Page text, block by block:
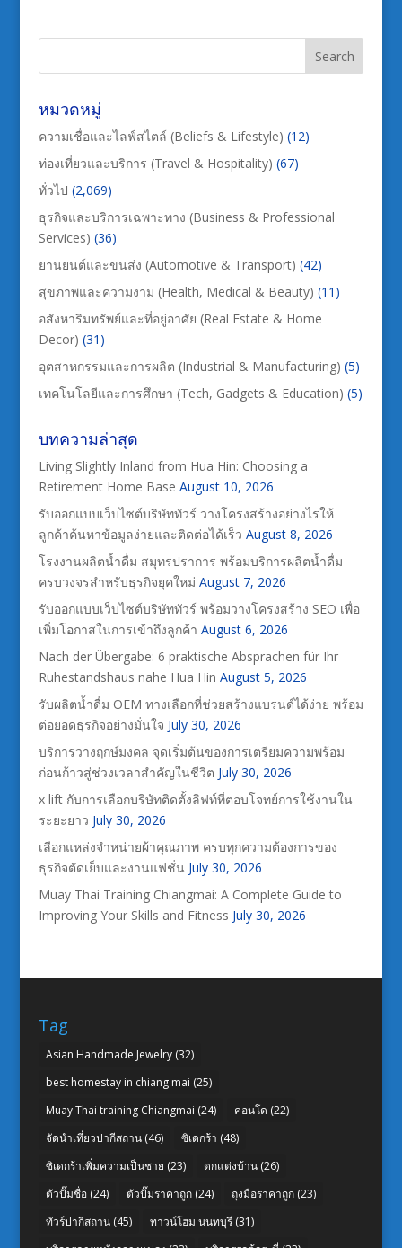
หมวดหมู่
ความเชื่อและไลฟ์สไตล์ (Beliefs & Lifestyle) (12)
ท่องเที่ยวและบริการ (Travel & Hospitality) (67)
ทั่วไป (2,069)
ธุรกิจและบริการเฉพาะทาง (Business & Professional
Services) (36)
ยานยนต์และขนส่ง (Automotive & Transport) (42)
สุขภาพและความงาม (Health, Medical & Beauty) (11)
อสังหาริมทรัพย์และที่อยู่อาศัย (Real Estate & Home
Decor) (31)
อุตสาหกรรมและการผลิต (Industrial & Manufacturing) (5)
เทคโนโลยีและการศึกษา (Tech, Gadgets & Education) (5)
บทความล่าสุด
Living Slightly Inland from Hua Hin: Choosing a
Retirement Home Base August 10, 2026
รับออกแบบเว็บไซต์บริษัททัวร์ วางโครงสร้างอย่างไรให้
ลูกค้าค้นหาข้อมูลง่ายและติดต่อได้เร็ว August 8, 2026
โรงงานผลิตน้ำดื่ม สมุทรปราการ พร้อมบริการผลิตน้ำดื่ม
ครบวงจรสำหรับธุรกิจยุคใหม่ August 7, 2026
รับออกแบบเว็บไซต์บริษัททัวร์ พร้อมวางโครงสร้าง SEO เพื่อ
เพิ่มโอกาสในการเข้าถึงลูกค้า August 6, 2026
Nach der Übergabe: 6 praktische Absprachen für Ihr
Ruhestandshaus nahe Hua Hin August 5, 2026
รับผลิตน้ำดื่ม OEM ทางเลือกที่ช่วยสร้างแบรนด์ได้ง่าย พร้อม
ต่อยอดธุรกิจอย่างมั่นใจ July 30, 2026
บริการวางฤกษ์มงคล จุดเริ่มต้นของการเตรียมความพร้อม
ก่อนก้าวสู่ช่วงเวลาสำคัญในชีวิต July 30, 2026
x lift กับการเลือกบริษัทติดตั้งลิฟท์ที่ตอบโจทย์การใช้งานใน
ระยะยาว July 30, 2026
เลือกแหล่งจำหน่ายผ้าคุณภาพ ครบทุกความต้องการของ
ธุรกิจตัดเย็บและงานแฟชั่น July 30, 2026
Muay Thai Training Chiangmai: A Complete Guide to
Improving Your Skills and Fitness July 30, 2026
Tag
Asian Handmade Jewelry(32)
best homestay in chiang mai (25)
Muay Thai training Chiangmai (24) คอนโด (22)
จัดนำเที่ยวปากีสถาน(46) ซิเดกร้า (48)
ซิเดกร้าเพิ่มความเป็นชาย (23) ตกแต่งบ้าน(26)
ตัวปั๊มชื่อ(24) ตัวปั๊มราคาถูก(24) ถุงมือราคาถูก(23)
ทัวร์ปากีสถาน(45) ทาวน์โฮม นนทบุรี(31)